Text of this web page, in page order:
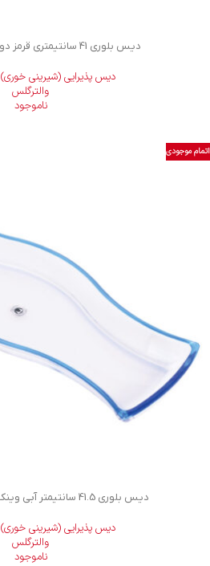
دیس بلوری 41 سانتیمتری قرمز دوز والترگلس 1217942
دیس پذیرایی (شیرینی
والترگلس
ناموجود
اتمام موجودی
دیس بلوری 41.5 سانتیمتر آبی وینکس والترگلس 1201400
دیس پذیرایی (شیرینی
والترگلس
ناموجود